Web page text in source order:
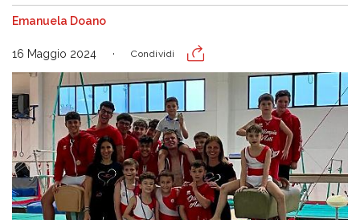
Emanuela Doano
16 Maggio 2024 Condividi